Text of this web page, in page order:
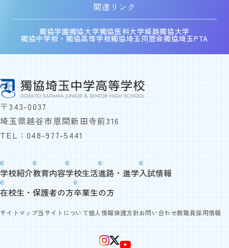
関連リンク
獨協学園獨協大学獨協医科大学姫路獨協大学
獨協中学校・獨協高等学校獨協埼玉同窓会獨協埼玉PTA
〒343-0037
埼玉県越谷市恩間新田寺前316
TEL：048-977-5441
学校紹介教育内容学校生活進路・進学入試情報
在校生・保護者の方卒業生の方
サイトマップ当サイトについて個人情報保護方針お問い合わせ教職員採用情報